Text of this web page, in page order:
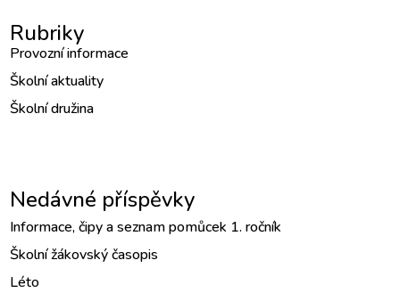
Rubriky
Provozní informace
Školní aktuality
Školní družina
Nedávné příspěvky
Informace, čipy a seznam pomůcek 1. ročník
Školní žákovský časopis
Léto